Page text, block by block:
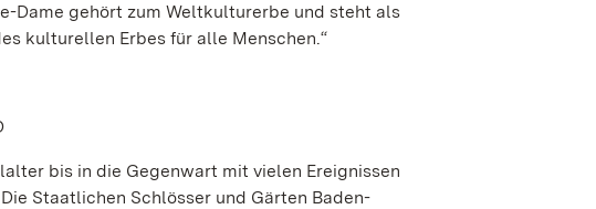
Dame gehört zum Weltkulturerbe und steht als
kulturellen Erbes für alle Menschen.“
bis in die Gegenwart mit vielen Ereignissen
Staatlichen Schlösser und Gärten Baden-